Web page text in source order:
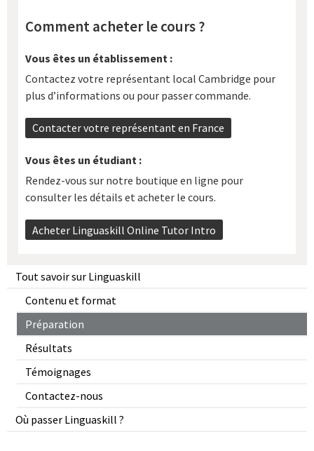
Tout savoir sur Linguaskill
Contenu et format
Préparation
Résultats
Témoignages
Contactez-nous
Où passer Linguaskill ?
Comment acheter le cours ?
Vous êtes un établissement :
Contactez votre représentant local Cambridge pour
plus d’informations ou pour passer commande.
Contacter votre représentant en France
Vous êtes un étudiant :
Rendez-vous sur notre boutique en ligne pour
consulter les détails et acheter le cours.
Acheter Linguaskill Online Tutor Intro